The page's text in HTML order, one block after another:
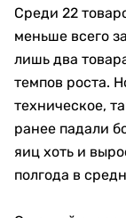
Среди 22
меньше всего
лишь два
темпов роста.
техническое,
ранее падали
яиц хоть и
полгода в